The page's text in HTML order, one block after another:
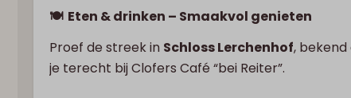
🍽️ Eten & drinken – Smaakvol genieten
Proef de streek in Schloss Lerchenhof, bekend
je terecht bij Clofers Café “bei Reiter”.